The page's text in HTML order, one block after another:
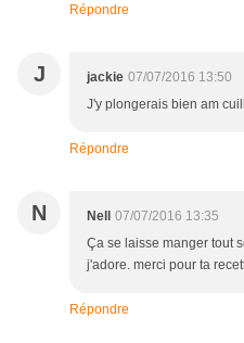
Répondre
J jackie 07/07/2016 13:50
J'y plongerais bien am
Répondre
N Nell
07/07/2016 13:35
Ça se laisse manger tout
j'adore. merci pour ta
Répondre